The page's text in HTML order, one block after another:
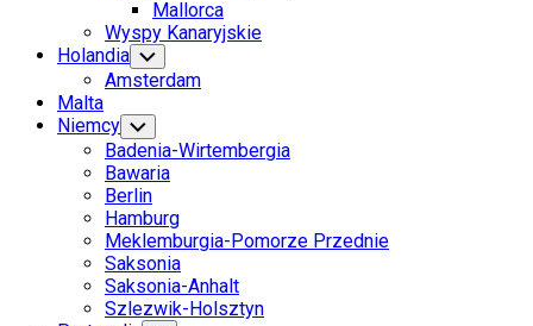
Mallorca
Wyspy Kanaryjskie
Holandia Toggle
Child
Menu
Amsterdam
Malta
Niemcy Toggle
Child
Menu
Badenia-Wirtembergia
Bawaria
Berlin
Hamburg
Meklemburgia-Pomorze Przednie
Saksonia
Saksonia-Anhalt
Szlezwik-Holsztyn